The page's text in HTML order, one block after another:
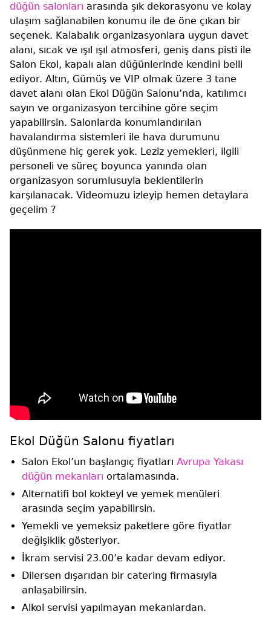
düğün salonları arasında şık dekorasyonu ve kolay
ulaşım sağlanabilen konumu ile de öne çıkan bir
seçenek. Kalabalık organizasyonlara uygun davet
alanı, sıcak ve ışıl ışıl atmosferi, geniş dans pisti ile
Salon Ekol, kapalı alan düğünlerinde kendini belli
ediyor. Altın, Gümüş ve VIP olmak üzere 3 tane
davet alanı olan Ekol Düğün Salonu’nda, katılımcı
sayın ve organizasyon tercihine göre seçim
yapabilirsin. Salonlarda konumlandırılan
havalandırma sistemleri ile hava durumunu
düşünmene hiç gerek yok. Leziz yemekleri, ilgili
personeli ve süreç boyunca yanında olan
organizasyon sorumlusuyla beklentilerin
karşılanacak. Videomuzu izleyip hemen detaylara
geçelim ?
Ekol Düğün Salonu fiyatları
Salon Ekol’un başlangıç fiyatları Avrupa Yakası
düğün mekanları ortalamasında.
Alternatifi bol kokteyl ve yemek menüleri
arasında seçim yapabilirsin.
Yemekli ve yemeksiz paketlere göre fiyatlar
değişiklik gösteriyor.
İkram servisi 23.00’e kadar devam ediyor.
Dilersen dışarıdan bir catering firmasıyla
anlaşabilirsin.
Alkol servisi yapılmayan mekanlardan.